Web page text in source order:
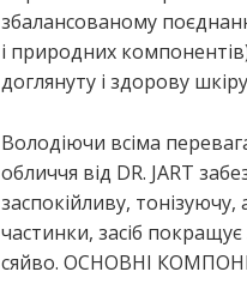
збалансованому
і природних
доглянуту і здорову
Володіючи всіма
обличчя від DR. JART
заспокійливу,
частинки, засіб
сяйво. ОСНОВНІ